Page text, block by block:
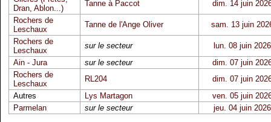
Dran, Ablon...)
Tanne à Paccot
dim. 14 juin
Rochers de
Leschaux
Tanne de l'Ange Oliver
sam. 13 juin
Rochers de
Leschaux
sur le secteur
lun. 08 juin 2026
Ain - Jura
sur le secteur
dim. 07 juin
Rochers de
Leschaux
RL204
dim. 07 juin
Autres
Lys Martagon
ven. 05 juin
Parmelan
sur le secteur jeu. 04 juin 2026